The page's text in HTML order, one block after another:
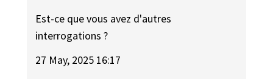
Est-ce que vous avez d'autres
interrogations ?
27 May, 2025 16:17